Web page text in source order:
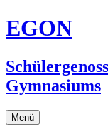
Zum
Inhalt
EGON
Gymnasiums
Menü